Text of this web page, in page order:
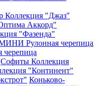
Коллекция "Джаз"
Аккорд"
"Фазенда"
Рулонная черепица
черепица
Софиты Коллекция
"Континент"
Коньково-